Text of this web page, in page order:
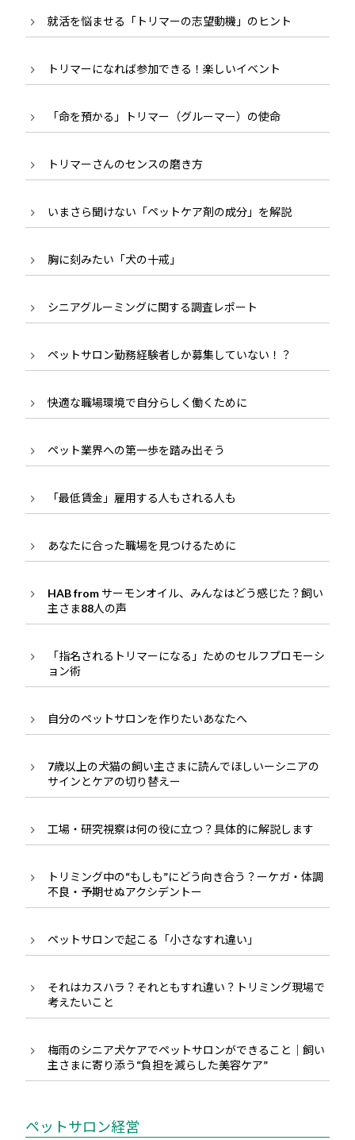
就活を悩ませる「トリマーの志望動機」のヒント
トリマーになれば参加できる！楽しいイベント
「命を預かる」トリマー（グルーマー）の使命
トリマーさんのセンスの磨き方
いまさら聞けない「ペットケア剤の成分」を解説
胸に刻みたい「犬の十戒」
シニアグルーミングに関する調査レポート
ペットサロン勤務経験者しか募集していない！？
快適な職場環境で自分らしく働くために
ペット業界への第一歩を踏み出そう
「最低賃金」雇用する人もされる人も
あなたに合った職場を見つけるために
HAB from サーモンオイル、みんなはどう感じた？飼い
主さま88人の声
「指名されるトリマーになる」ためのセルフプロモーシ
ョン術
自分のペットサロンを作りたいあなたへ
7歳以上の犬猫の飼い主さまに読んでほしいーシニアの
サインとケアの切り替えー
工場・研究視察は何の役に立つ？具体的に解説します
トリミング中の“もしも”にどう向き合う？ーケガ・体調
不良・予期せぬアクシデントー
ペットサロンで起こる「小さなすれ違い」
それはカスハラ？それともすれ違い？トリミング現場で
考えたいこと
梅雨のシニア犬ケアでペットサロンができること｜飼い
主さまに寄り添う“負担を減らした美容ケア”
ペットサロン経営